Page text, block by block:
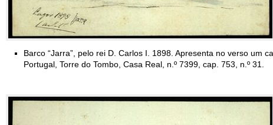
Barco “Jarra”, pelo rei D. Carlos I. 1898. Apresenta no verso um
Portugal, Torre do Tombo, Casa Real, n.º 7399, cap. 753, n.º 31.